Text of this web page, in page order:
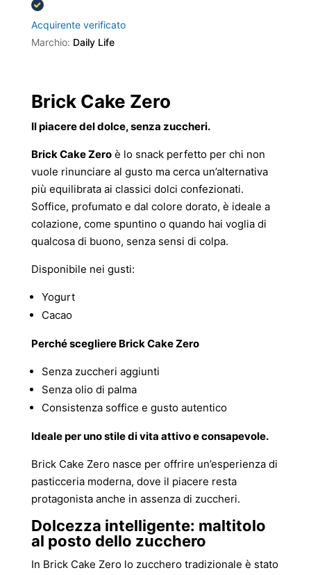
Acquirente verificato
Marchio: Daily Life
Brick Cake Zero
Il piacere del dolce, senza zuccheri.
Brick Cake Zeroè lo snack perfetto per chi non
vuole rinunciare al gusto ma cerca un’alternativa
più equilibrata ai classici dolci confezionati.
Soffice, profumato e dal colore dorato, è ideale a
colazione, come spuntino o quando hai voglia di
qualcosa di buono, senza sensi di colpa.
Disponibile nei gusti:
Yogurt
Cacao
Perché scegliere Brick Cake Zero
Senza zuccheri aggiunti
Senza olio di palma
Consistenza soffice e gusto autentico
Ideale per uno stile di vita attivo e consapevole.
Brick Cake Zero nasce per offrire un’esperienza di
pasticceria moderna, dove il piacere resta
protagonista anche in assenza di zuccheri.
Dolcezza intelligente: maltitolo
al posto dello zucchero
In Brick Cake Zero lo zucchero tradizionale è stato